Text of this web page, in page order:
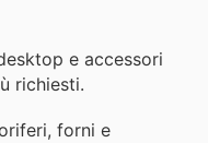
e accessori
richiesti.
forni e